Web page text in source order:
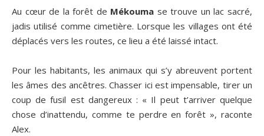
Au cœur de la forêt de Mékouma se trouve un lac sacré,
jadis utilisé comme cimetière. Lorsque les villages ont été
déplacés vers les routes, ce lieu a été laissé intact.
Pour les habitants, les animaux qui s’y abreuvent portent
les âmes des ancêtres. Chasser ici est impensable, tirer un
coup de fusil est dangereux : « Il peut t’arriver quelque
chose d’inattendu, comme te perdre en forêt », raconte
Alex.